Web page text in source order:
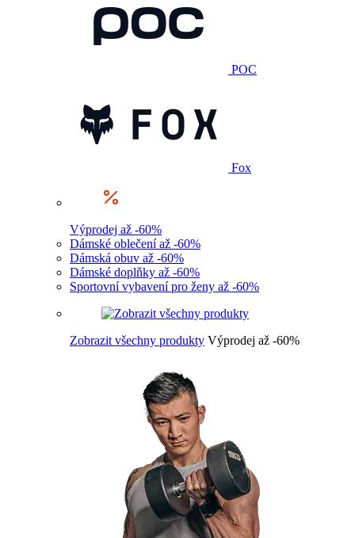
POC
Fox
Výprodej až -60%
Dámské oblečení až -60%
Dámská obuv až -60%
Dámské doplňky až -60%
Sportovní vybavení pro ženy až -60%
Zobrazit všechny produkty Výprodej až -60%